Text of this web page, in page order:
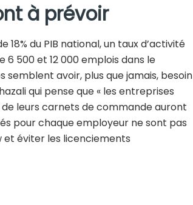
à prévoir
du PIB national, un taux d’activité
6 500 et 12 000 emplois dans le
avoir, plus que jamais, besoin
qui pense que « les entreprises
de leurs carnets de commande auront
pour chaque employeur ne sont pas
éviter les licenciements